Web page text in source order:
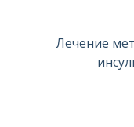
Лечение